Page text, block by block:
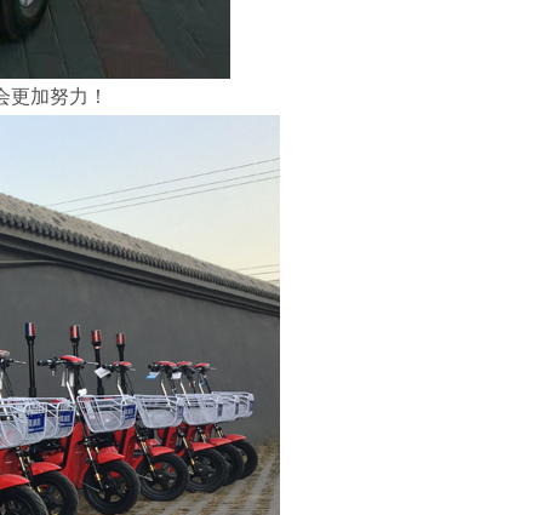
加努力！